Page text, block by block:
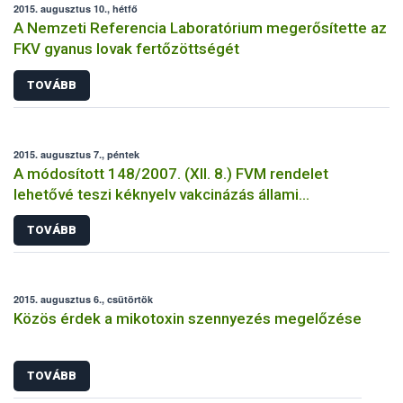
2015. augusztus 10., hétfő
A Nemzeti Referencia Laboratórium megerősítette az
FKV gyanus lovak fertőzöttségét
TOVÁBB
2015. augusztus 7., péntek
A módosított 148/2007. (XII. 8.) FVM rendelet
lehetővé teszi kéknyelv vakcinázás állami
támogatását
TOVÁBB
2015. augusztus 6., csütörtök
Közös érdek a mikotoxin szennyezés megelőzése
TOVÁBB